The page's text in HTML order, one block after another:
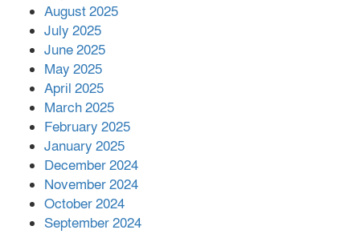
সহায়তা দিলেন সাচিং প্রু জেরী
August 2025
July 2025
June 2025
May 2025
April 2025
March 2025
February 2025
January 2025
December 2024
November 2024
October 2024
September 2024